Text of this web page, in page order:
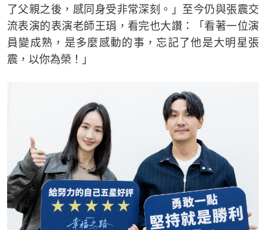
了父親之後，感同身受非常深刻。」至今仍與張震交
流表演的表演老師王琄，看完也大讚：「看著一位演
員變成熟，是多麼感動的事，忘記了他是大明星張
震，以你為榮！」